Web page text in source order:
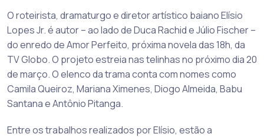
O roteirista, dramaturgo e diretor artístico baiano Elísio
Lopes Jr. é autor – ao lado de Duca Rachid e Júlio Fischer –
do enredo de Amor Perfeito, próxima novela das 18h, da
TV Globo. O projeto estreia nas telinhas no próximo dia 20
de março. O elenco da trama conta com nomes como
Camila Queiroz, Mariana Ximenes, Diogo Almeida, Babu
Santana e Antônio Pitanga.
Entre os trabalhos realizados por Elísio, estão a